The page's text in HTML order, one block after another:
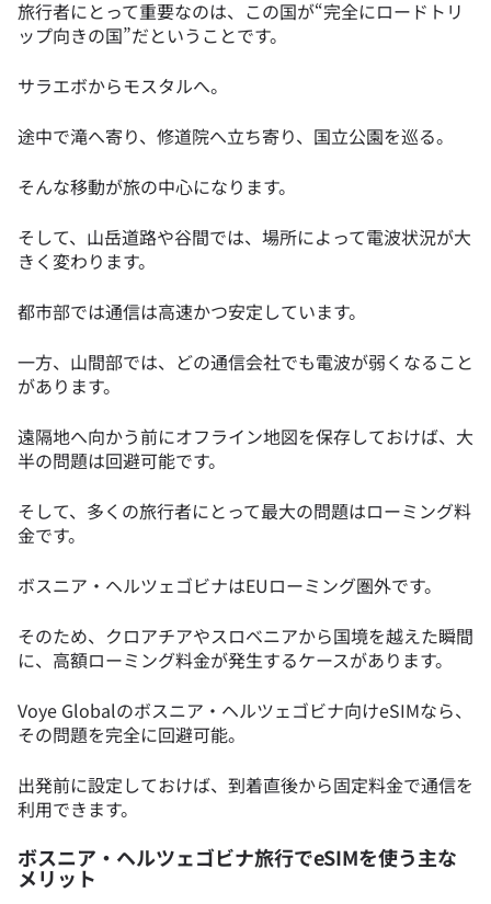
旅行者にとって重要なのは、この国が“完全にロードトリ
ップ向きの国”だということです。
サラエボからモスタルへ。
途中で滝へ寄り、修道院へ立ち寄り、国立公園を巡る。
そんな移動が旅の中心になります。
そして、山岳道路や谷間では、場所によって電波状況が大
きく変わります。
都市部では通信は高速かつ安定しています。
一方、山間部では、どの通信会社でも電波が弱くなること
があります。
遠隔地へ向かう前にオフライン地図を保存しておけば、大
半の問題は回避可能です。
そして、多くの旅行者にとって最大の問題はローミング料
金です。
ボスニア・ヘルツェゴビナはEUローミング圏外です。
そのため、クロアチアやスロベニアから国境を越えた瞬間
に、高額ローミング料金が発生するケースがあります。
Voye Globalのボスニア・ヘルツェゴビナ向けeSIMなら、
その問題を完全に回避可能。
出発前に設定しておけば、到着直後から固定料金で通信を
利用できます。
ボスニア・ヘルツェゴビナ旅行でeSIMを使う主な
メリット